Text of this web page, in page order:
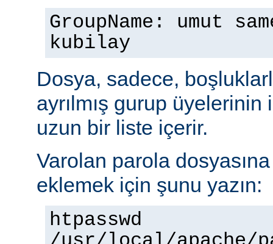
GroupName: umut
kubilay
Dosya, sadece,
ayrılmış gurup
uzun bir liste içerir.
Varolan parola dosyasına
eklemek için şunu yazın:
htpasswd